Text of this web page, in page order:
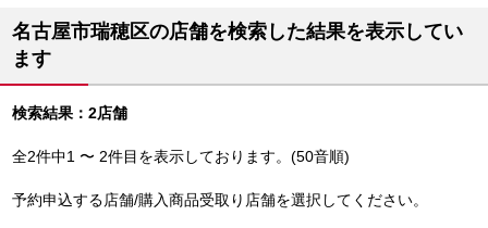
名古屋市瑞穂区の店舗を検索した結果を表示してい
ます
検索結果：2店舗
全2件中1 〜 2件目を表示しております。(50音順)
予約申込する店舗/購入商品受取り店舗を選択してください。